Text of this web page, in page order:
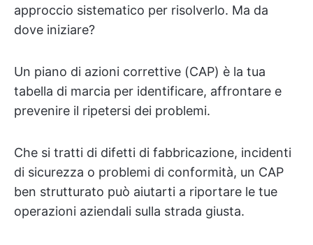
approccio sistematico per risolverlo. Ma da
dove iniziare?
Un piano di azioni correttive (CAP) è la tua
tabella di marcia per identificare, affrontare e
prevenire il ripetersi dei problemi.
Che si tratti di difetti di fabbricazione, incidenti
di sicurezza o problemi di conformità, un CAP
ben strutturato può aiutarti a riportare le tue
operazioni aziendali sulla strada giusta.